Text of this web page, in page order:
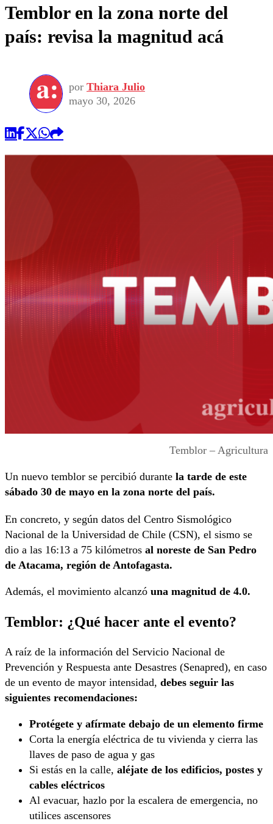
Temblor en la zona norte del
país: revisa la magnitud acá
por Thiara Julio
mayo 30, 2026
Temblor – Agricultura
Un nuevo temblor se percibió durante la tarde de este
sábado 30 de mayo en la zona norte del país.
En concreto, y según datos del Centro Sismológico
Nacional de la Universidad de Chile (CSN), el sismo se
dio a las 16:13 a 75 kilómetros al noreste de San Pedro
de Atacama, región de Antofagasta.
Además, el movimiento alcanzó una magnitud de 4.0.
Temblor: ¿Qué hacer ante el evento?
A raíz de la información del Servicio Nacional de
Prevención y Respuesta ante Desastres (Senapred), en caso
de un evento de mayor intensidad, debes seguir las
siguientes recomendaciones:
Protégete y afírmate debajo de un elemento firme
Corta la energía eléctrica de tu vivienda y cierra las
llaves de paso de agua y gas
Si estás en la calle, aléjate de los edificios, postes y
cables eléctricos
Al evacuar, hazlo por la escalera de emergencia, no
utilices ascensores